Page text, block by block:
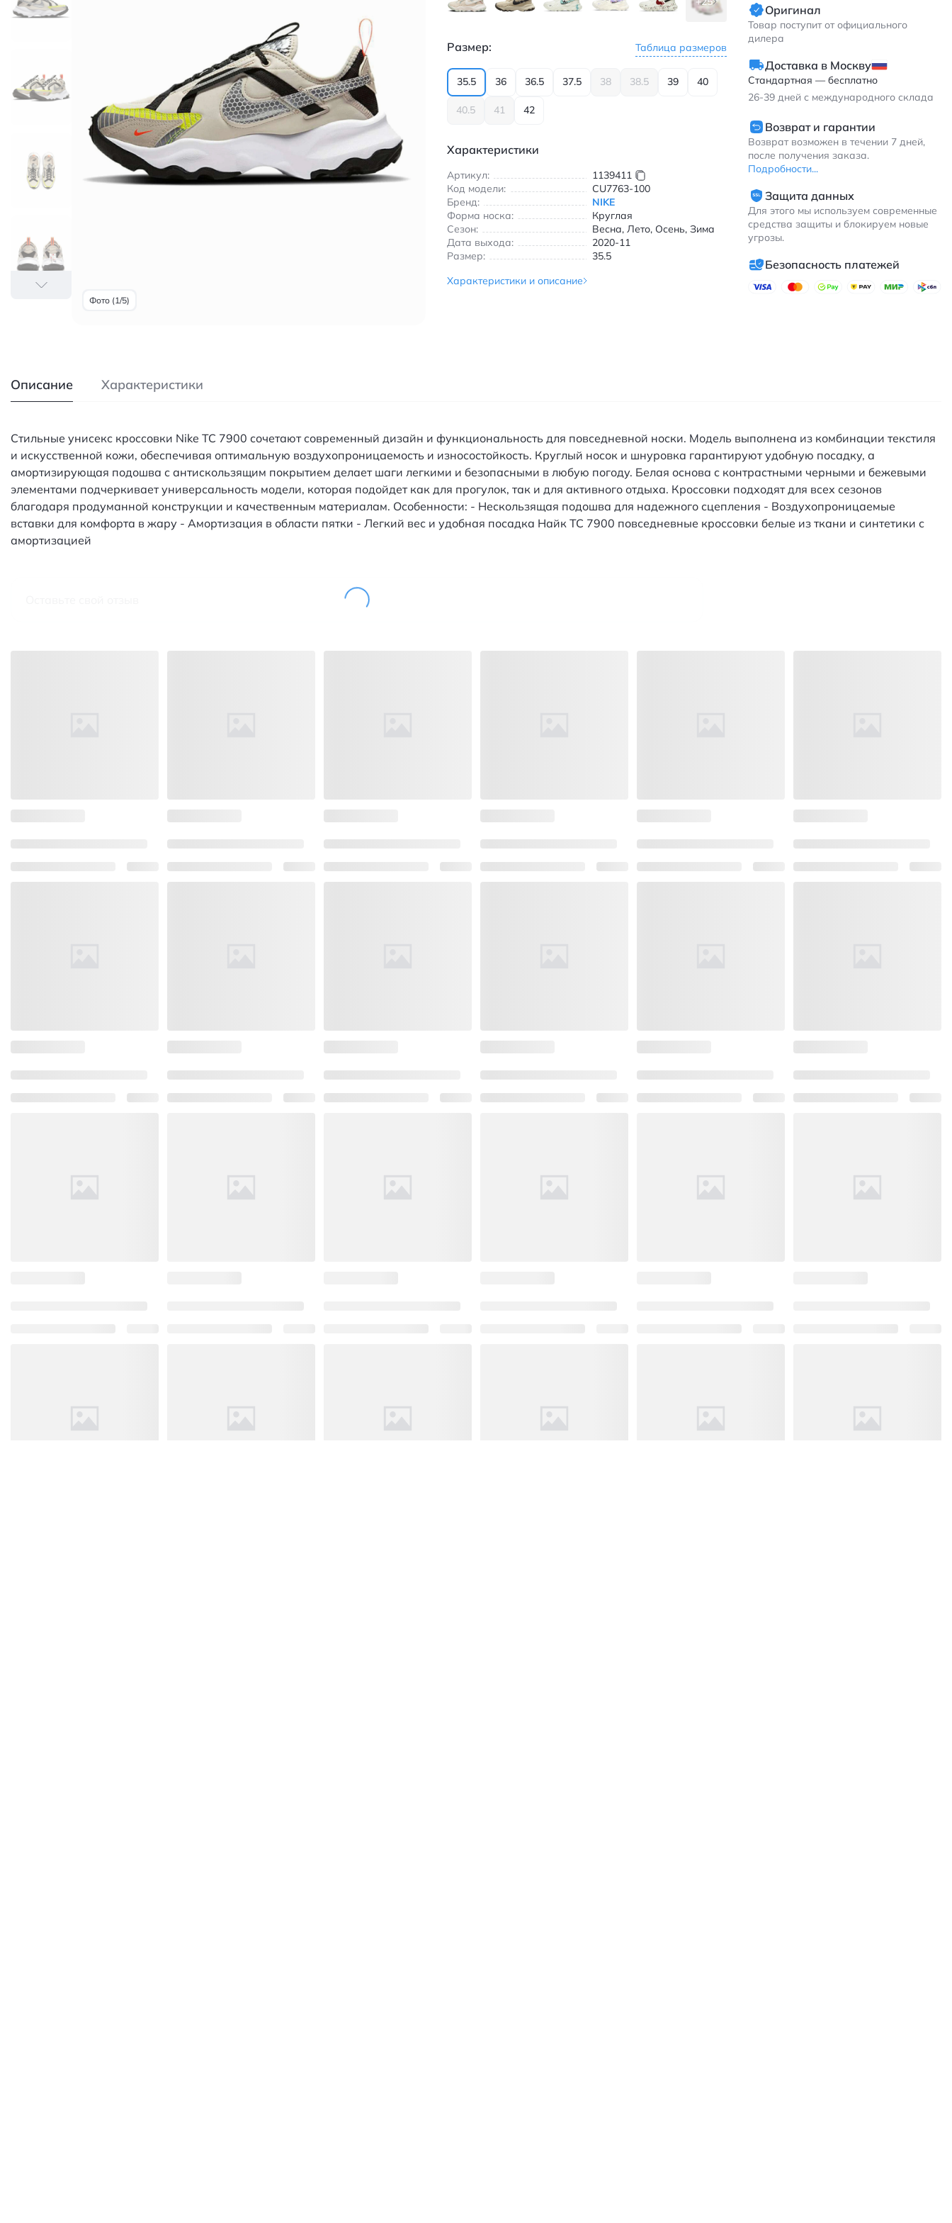
Фото (1/5)
Размер: Таблица размеров
35.5 36 36.5 37.5 38 38.5 39 40
40.5 41 42
Характеристики
Артикул:
1139411
Код модели:
CU7763-100
Бренд:
NIKE
Форма носка:
Круглая
Сезон:
Весна, Лето, Осень, Зима
Дата выхода:
2020-11
Размер:
35.5
Характеристики и описание
Оригинал
Товар поступит от официального
дилера
Доставка в Москву
Стандартная — бесплатно
26-39 дней с международного склада
Возврат и гарантии
Возврат возможен в течении 7 дней,
после получения заказа.
Подробности...
Защита данных
Для этого мы используем современные
средства защиты и блокируем новые
угрозы.
Безопасность платежей
Описание Характеристики
Стильные унисекс кроссовки Nike TC 7900 сочетают современный дизайн и функциональность для повседневной носки. Модель выполнена из комбинации текстиля
и искусственной кожи, обеспечивая оптимальную воздухопроницаемость и износостойкость. Круглый носок и шнуровка гарантируют удобную посадку, а
амортизирующая подошва с антискользящим покрытием делает шаги легкими и безопасными в любую погоду. Белая основа с контрастными черными и бежевыми
элементами подчеркивает универсальность модели, которая подойдет как для прогулок, так и для активного отдыха. Кроссовки подходят для всех сезонов
благодаря продуманной конструкции и качественным материалам. Особенности: - Нескользящая подошва для надежного сцепления - Воздухопроницаемые
вставки для комфорта в жару - Амортизация в области пятки - Легкий вес и удобная посадка Найк ТС 7900 повседневные кроссовки белые из ткани и синтетики с
амортизацией